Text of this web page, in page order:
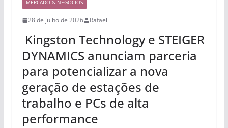
MERCADO & NEGÓCIOS
28 de julho de 2026 Rafael
Kingston Technology e STEIGER
DYNAMICS anunciam parceria
para potencializar a nova
geração de estações de
trabalho e PCs de alta
performance